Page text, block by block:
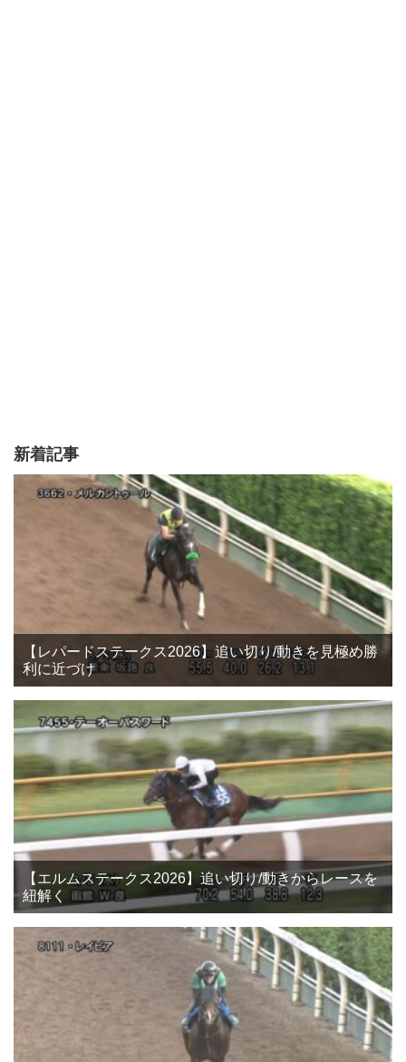
新着記事
【レパードステークス2026】追い切り/動きを見極め勝
利に近づけ
【エルムステークス2026】追い切り/動きからレースを
紐解く